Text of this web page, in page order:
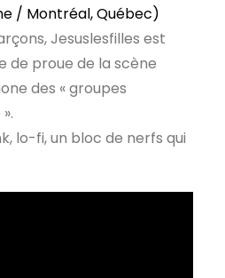
/ Montréal, Québec)
Jesuslesfilles est
de proue de la scène
des « groupes
lo-fi, un bloc de nerfs qui